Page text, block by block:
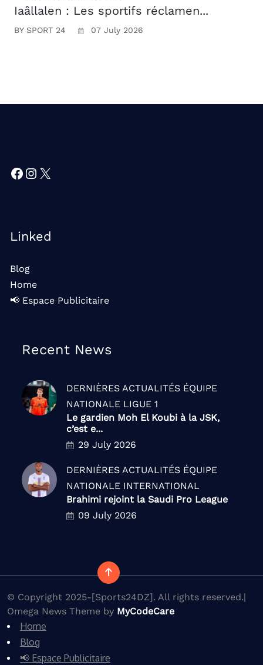
Iaâllalen : Les sportifs réclamen...
BY SPORT 24 07 July 2026
Facebook
Instagram
X
Linked
Blog
Home
📢 Espace Publicitaire
Recent News
DERNIÈRES ACTUALITÉS ÉQUIPE
NATIONALE LIGUE 1
Le gardien Moh El Koubi à la JSK,
c’est e...
29 July 2026
DERNIÈRES ACTUALITÉS ÉQUIPE
NATIONALE INTERNATIONAL
Brahimi rejoint la Saudi Pro League
09 July 2026
© Copyright 2025-[Sports24DZ]. All rights reserved.|
Omega News Theme by MyCodeCare
Home
Blog
📢 Espace Publicitaire